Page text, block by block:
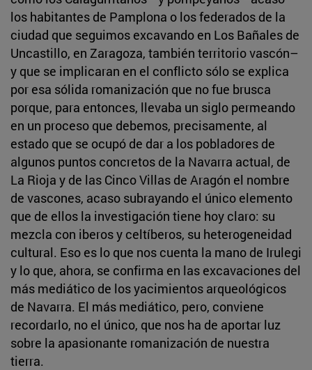
los habitantes de Pamplona o los federados de la
ciudad que seguimos excavando en Los Bañales de
Uncastillo, en Zaragoza, también territorio vascón–
y que se implicaran en el conflicto sólo se explica
por esa sólida romanización que no fue brusca
porque, para entonces, llevaba un siglo permeando
en un proceso que debemos, precisamente, al
estado que se ocupó de dar a los pobladores de
algunos puntos concretos de la Navarra actual, de
La Rioja y de las Cinco Villas de Aragón el nombre
de vascones, acaso subrayando el único elemento
que de ellos la investigación tiene hoy claro: su
mezcla con iberos y celtíberos, su heterogeneidad
cultural. Eso es lo que nos cuenta la mano de Irulegi
y lo que, ahora, se confirma en las excavaciones del
más mediático de los yacimientos arqueológicos
de Navarra. El más mediático, pero, conviene
recordarlo, no el único, que nos ha de aportar luz
sobre la apasionante romanización de nuestra
tierra.